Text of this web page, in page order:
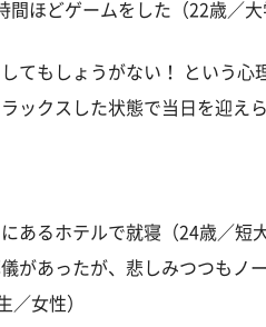
間ほどゲームをした（22歳／大
てもしょうがない！ という心
ックスした状態で当日を迎え
あるホテルで就寝（24歳／短
儀があったが、悲しみつつもノ
／女性）